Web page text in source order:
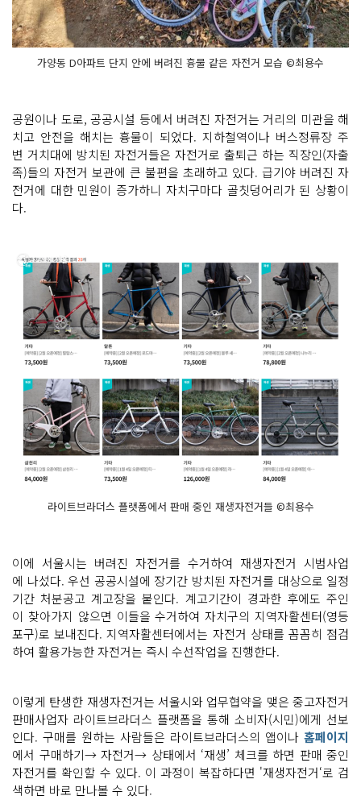
가양동 D아파트 단지 안에 버려진 흉물 같은 자전거 모습 ©최용수
공원이나 도로, 공공시설 등에서 버려진 자전거는 거리의 미관을 해
치고 안전을 해치는 흉물이 되었다. 지하철역이나 버스정류장 주
변 거치대에 방치된 자전거들은 자전거로 출퇴근 하는 직장인(자출
족)들의 자전거 보관에 큰 불편을 초래하고 있다. 급기야 버려진 자
전거에 대한 민원이 증가하니 자치구마다 골칫덩어리가 된 상황이
다.
라이트브라더스 플랫폼에서 판매 중인 재생자전거들 ©최용수
이에 서울시는 버려진 자전거를 수거하여 재생자전거 시범사업
에 나섰다. 우선 공공시설에 장기간 방치된 자전거를 대상으로 일정
기간 처분공고 계고장을 붙인다. 계고기간이 경과한 후에도 주인
이 찾아가지 않으면 이들을 수거하여 자치구의 지역자활센터(영등
포구)로 보내진다. 지역자활센터에서는 자전거 상태를 꼼꼼히 점검
하여 활용가능한 자전거는 즉시 수선작업을 진행한다.
이렇게 탄생한 재생자전거는 서울시와 업무협약을 맺은 중고자전거
판매사업자 라이트브라더스 플랫폼을 통해 소비자(시민)에게 선보
인다. 구매를 원하는 사람들은 라이트브라더스의 앱이나 홈페이지
에서 구매하기→ 자전거→ 상태에서 ‘재생’ 체크를 하면 판매 중인
자전거를 확인할 수 있다. 이 과정이 복잡하다면 '재생자전거‘로 검
색하면 바로 만나볼 수 있다.